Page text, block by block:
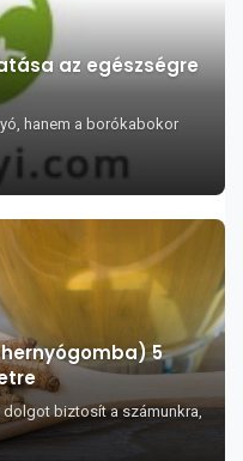
az egészségre
hanem a borókabokor
5
biztosít a számunkra,